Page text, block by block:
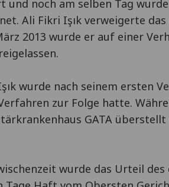
und noch am selben Tag
Ali Fikri Işık verweigerte
2013 wurde er auf einer
wurde nach seinem ersten
zur Folge hatte.
GATA
wurde das Urteil